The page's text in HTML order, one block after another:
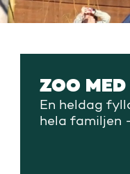
ZOO
En heldag
hela familjen